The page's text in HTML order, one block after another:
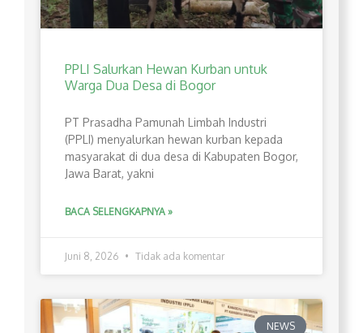
PPLI Salurkan Hewan Kurban untuk
Warga Dua Desa di Bogor
PT Prasadha Pamunah Limbah Industri
(PPLI) menyalurkan hewan kurban kepada
masyarakat di dua desa di Kabupaten Bogor,
Jawa Barat, yakni
BACA SELENGKAPNYA »
Juni 8, 2026 Tidak ada komentar
NEWS